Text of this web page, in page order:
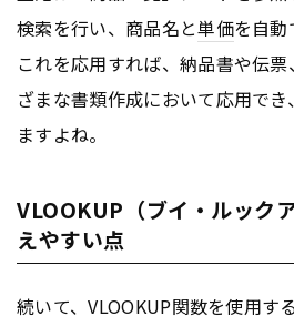
検索を行い、商品名と単価を自動
これを応用すれば、納品書や伝
ざまな書類作成において応用で
ますよね。
VLOOKUP（ブイ・ルック
えやすい点
続いて、VLOOKUP関数を使用す